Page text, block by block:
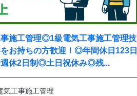
施工管理◎1級電気工事施工管理技
お持ちの方歓迎！◎年間休日123日
休2日制◎土日祝休み◎残...
気工事施工管理